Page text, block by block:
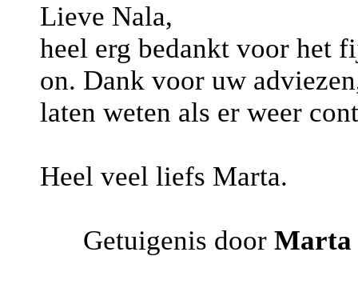
Lieve Nala,
heel erg bedankt voor het
on. Dank voor uw
laten weten als er weer
Heel veel liefs Marta.
Getuigenis door Marta